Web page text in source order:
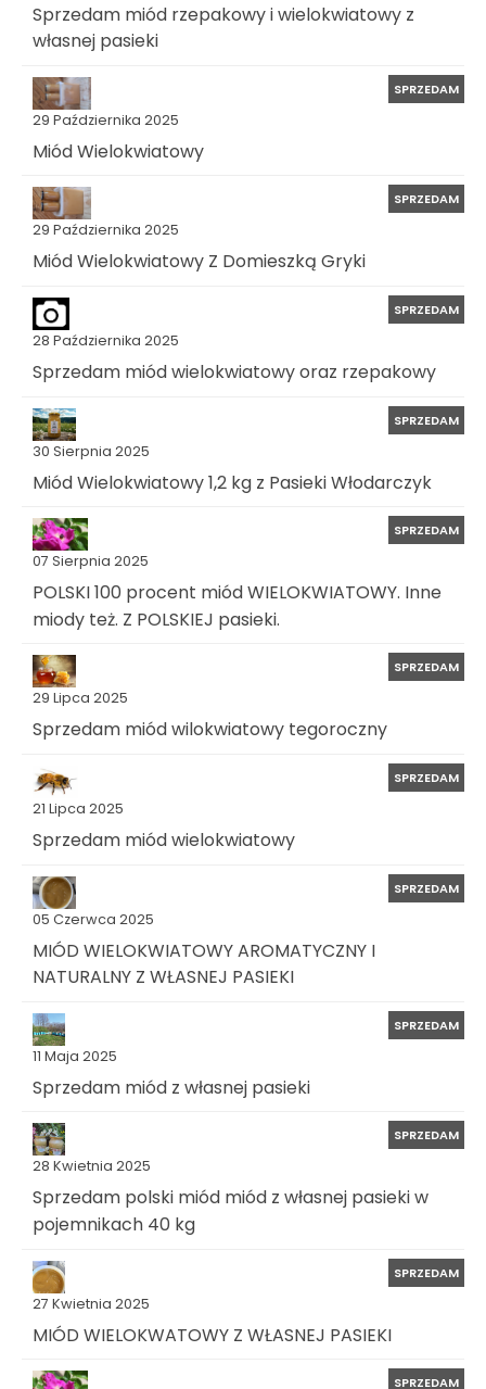
Sprzedam miód rzepakowy i wielokwiatowy z
własnej pasieki
29 Października 2025
SPRZEDAM
Miód Wielokwiatowy
29 Października 2025
SPRZEDAM
Miód Wielokwiatowy Z Domieszką Gryki
28 Października 2025
SPRZEDAM
Sprzedam miód wielokwiatowy oraz rzepakowy
30 Sierpnia 2025
SPRZEDAM
Miód Wielokwiatowy 1,2 kg z Pasieki Włodarczyk
07 Sierpnia 2025
SPRZEDAM
POLSKI 100 procent miód WIELOKWIATOWY. Inne
miody też. Z POLSKIEJ pasieki.
29 Lipca 2025
SPRZEDAM
Sprzedam miód wilokwiatowy tegoroczny
21 Lipca 2025
SPRZEDAM
Sprzedam miód wielokwiatowy
05 Czerwca 2025
SPRZEDAM
MIÓD WIELOKWIATOWY AROMATYCZNY I
NATURALNY Z WŁASNEJ PASIEKI
11 Maja 2025
SPRZEDAM
Sprzedam miód z własnej pasieki
28 Kwietnia 2025
SPRZEDAM
Sprzedam polski miód miód z własnej pasieki w
pojemnikach 40 kg
27 Kwietnia 2025
SPRZEDAM
MIÓD WIELOKWATOWY Z WŁASNEJ PASIEKI
SPRZEDAM